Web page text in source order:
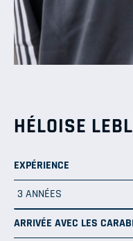
HÉLOISE
EXPÉRIENCE
3 ANNÉES
ARRIVÉE AVEC LES